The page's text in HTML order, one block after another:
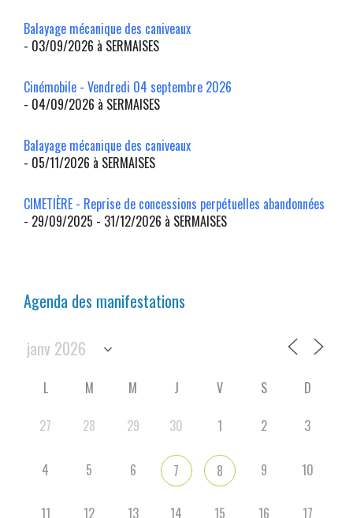
Balayage mécanique des caniveaux
- 03/09/2026 à SERMAISES
Cinémobile - Vendredi 04 septembre 2026
- 04/09/2026 à SERMAISES
Balayage mécanique des caniveaux
- 05/11/2026 à SERMAISES
CIMETIÈRE - Reprise de concessions perpétuelles abandonnées
- 29/09/2025 - 31/12/2026 à SERMAISES
Agenda des manifestations
L M M J V S
D
27
28 29 30 1 2 3
4 5 6 7 8 9 10
11 12 13 14 15 16 17